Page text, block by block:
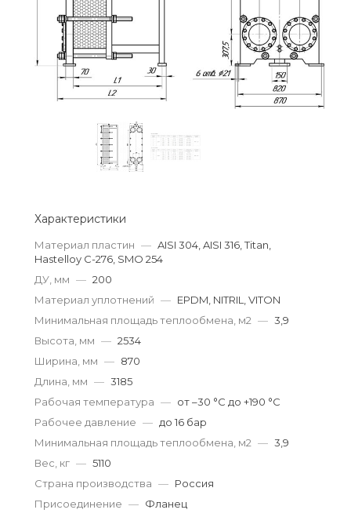
Характеристики
Материал пластин — AISI 304, AISI 316, Titan,
Hastelloy C-276, SMO 254
ДУ, мм — 200
Материал уплотнений — EPDM, NITRIL, VITON
Минимальная площадь теплообмена, м2 — 3,9
Высота, мм — 2534
Ширина, мм — 870
Длина, мм — 3185
Рабочая температура — от –30 °С до +190 °С
Рабочее давление — до 16 бар
Минимальная площадь теплообмена, м2 — 3,9
Вес, кг — 5110
Страна производства — Россия
Присоединение — Фланец